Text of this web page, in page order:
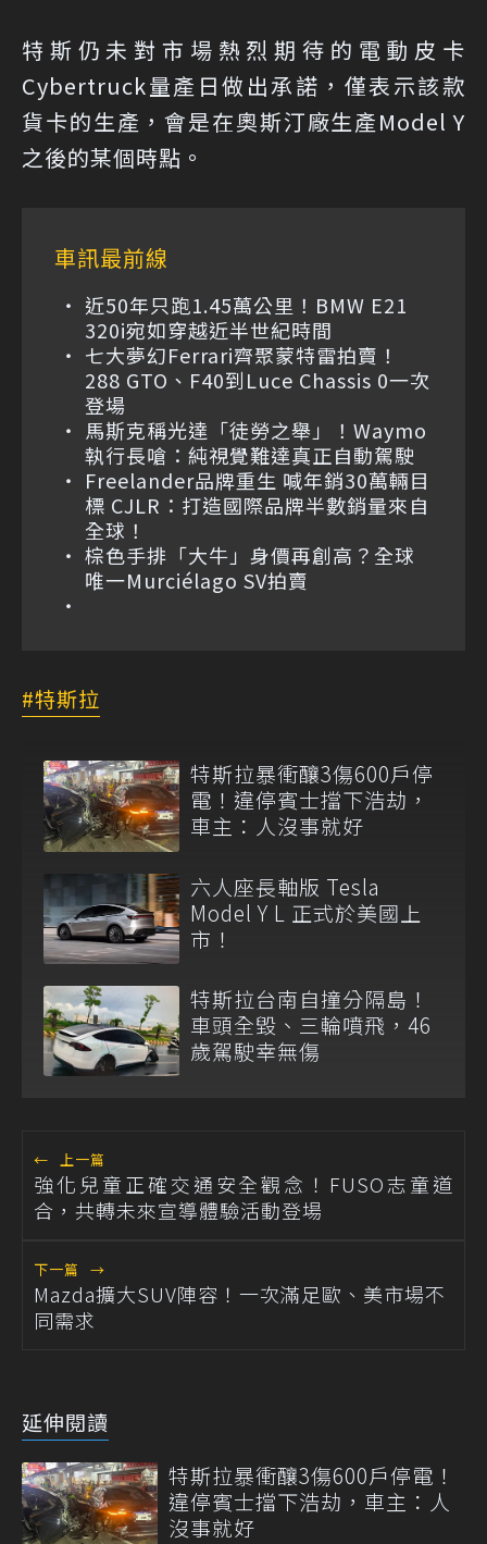
特斯仍未對市場熱烈期待的電動皮卡
Cybertruck量產日做出承諾，僅表示該款
貨卡的生產，會是在奧斯汀廠生產Model Y
之後的某個時點。
車訊最前線
近50年只跑1.45萬公里！BMW E21
320i宛如穿越近半世紀時間
七大夢幻Ferrari齊聚蒙特雷拍賣！
288 GTO、F40到Luce Chassis 0一次
登場
馬斯克稱光達「徒勞之舉」！Waymo
執行長嗆：純視覺難達真正自動駕駛
Freelander品牌重生 喊年銷30萬輛目
標 CJLR：打造國際品牌半數銷量來自
全球！
棕色手排「大牛」身價再創高？全球
唯一Murciélago SV拍賣
特斯拉
特斯拉暴衝釀3傷600戶停
電！違停賓士擋下浩劫，
車主：人沒事就好
六人座長軸版 Tesla
Model Y L 正式於美國上
市！
特斯拉台南自撞分隔島！
車頭全毀、三輪噴飛，46
歲駕駛幸無傷
← 上一篇
強化兒童正確交通安全觀念！FUSO志童道
合，共轉未來宣導體驗活動登場
下一篇 →
Mazda擴大SUV陣容！一次滿足歐、美市場不
同需求
延伸閱讀
特斯拉暴衝釀3傷600戶停電！
違停賓士擋下浩劫，車主：人
沒事就好